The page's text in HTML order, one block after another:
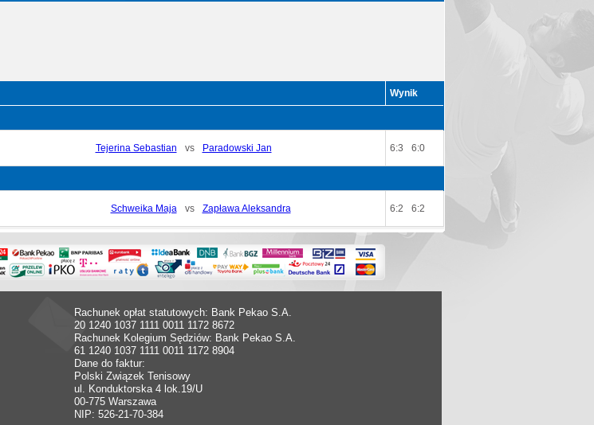
Wynik
Tejerina Sebastian vs Paradowski Jan 6:3 6:0
Schweika Maja vs Zapława Aleksandra 6:2 6:2
Rachunek opłat statutowych: Bank Pekao S.A.
20 1240 1037 1111 0011 1172 8672
Rachunek Kolegium Sędziów: Bank Pekao S.A.
61 1240 1037 1111 0011 1172 8904
Dane do faktur:
Polski Związek Tenisowy
ul. Konduktorska 4 lok.19/U
00-775 Warszawa
NIP: 526-21-70-384